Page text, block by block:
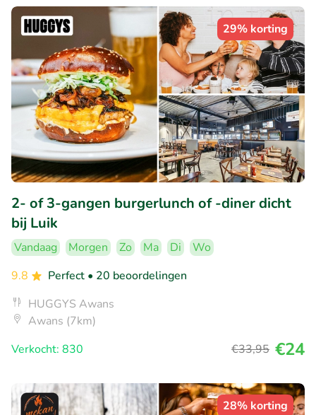
29% korting
2- of 3-gangen burgerlunch of -diner dicht
bij Luik
Vandaag Morgen Zo Ma Di
Wo
9.8
Perfect • 20 beoordelingen
HUGGYS Awans
Awans (7km)
Verkocht: 830
€33,95 €24
28% korting